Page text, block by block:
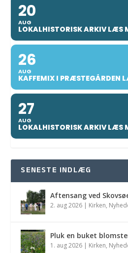
20
AUG
LOKALHISTORISK ARKIV LÆS
26
AUG
KAFFEMIX I PRÆSTEGÅRDEN
27
AUG
LOKALHISTORISK ARKIV LÆS
SENESTE INDLÆG
Aftensang ved
2. aug 2026 | Kirken,
Pluk en buket
1. aug 2026 | Kirken,